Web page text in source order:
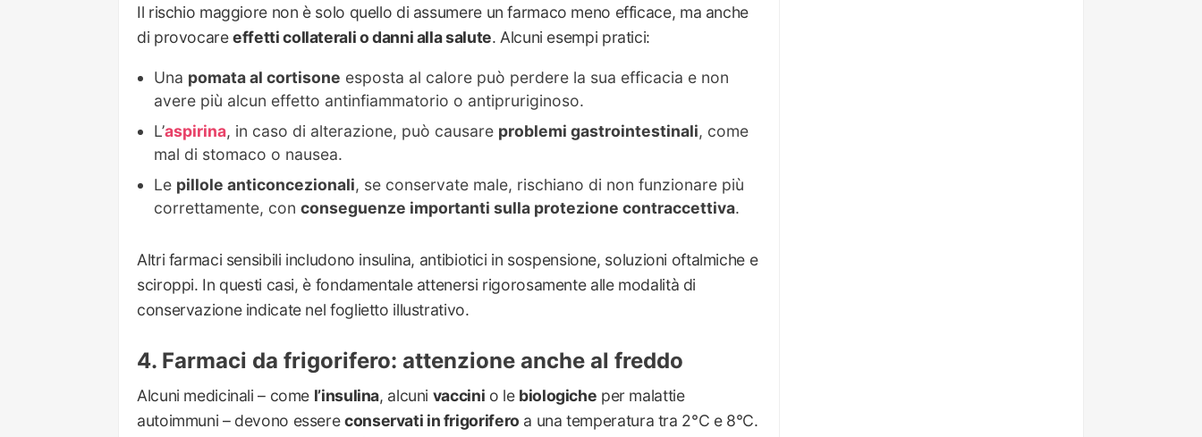
Il rischio maggiore non è solo quello di assumere un farmaco meno efficace, ma anche
di provocareeffetti collaterali o danni alla salute. Alcuni esempi pratici:
Una pomata al cortisone esposta al calore può perdere la sua efficacia e non
avere più alcun effetto antinfiammatorio o antipruriginoso.
L’aspirina, in caso di alterazione, può causare problemi gastrointestinali, come
mal di stomaco o nausea.
Le pillole anticoncezionali, se conservate male, rischiano di non funzionare più
correttamente, conconseguenze importanti sulla protezione contraccettiva.
Altri farmaci sensibili includono insulina, antibiotici in sospensione, soluzioni oftalmiche e
sciroppi. In questi casi, è fondamentale attenersi rigorosamente alle modalità di
conservazione indicate nel foglietto illustrativo.
Farmaci da frigorifero: attenzione anche al freddo
Alcuni medicinali – come l’insulina, alcuni vaccini o le biologiche per malattie
autoimmuni – devono essereconservati in frigorifero a una temperatura tra 2°C e 8°C.